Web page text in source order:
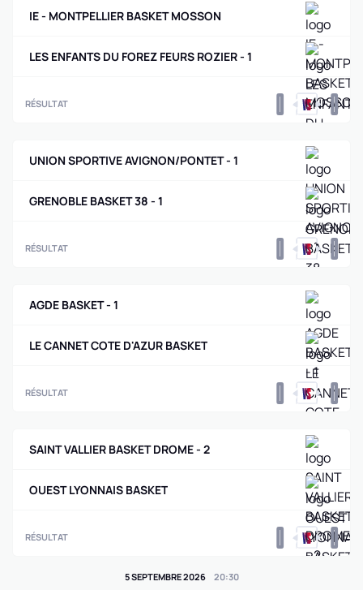
IE - MONTPELLIER BASKET MOSSON
LES ENFANTS DU FOREZ FEURS ROZIER - 1
RÉSULTAT 0 0
UNION SPORTIVE AVIGNON/PONTET - 1
GRENOBLE BASKET 38 - 1
RÉSULTAT 0 0
AGDE BASKET - 1
LE CANNET COTE D'AZUR BASKET
RÉSULTAT 0 0
SAINT VALLIER BASKET DROME - 2
OUEST LYONNAIS BASKET
RÉSULTAT 0 0
5 SEPTEMBRE 2026 20:30